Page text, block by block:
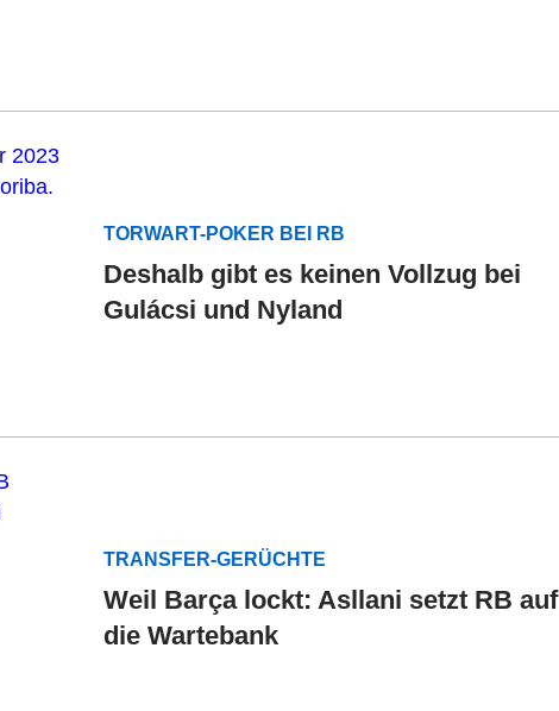
TORWART-POKER BEI RB
Deshalb gibt es keinen Vollzug bei
Gulácsi und Nyland
TRANSFER-GERÜCHTE
Weil Barça lockt: Asllani setzt RB auf
die Wartebank